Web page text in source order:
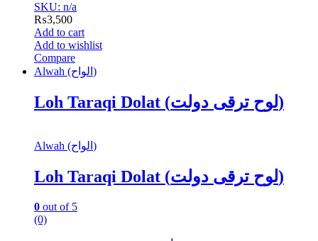
SKU: n/a
₨3,500
Add to cart
Add to wishlist
Compare
Alwah (الواح)
Loh Taraqi Dolat (لوح ترقی دولت)
Alwah (الواح)
Loh Taraqi Dolat (لوح ترقی دولت)
0 out of 5
(0)